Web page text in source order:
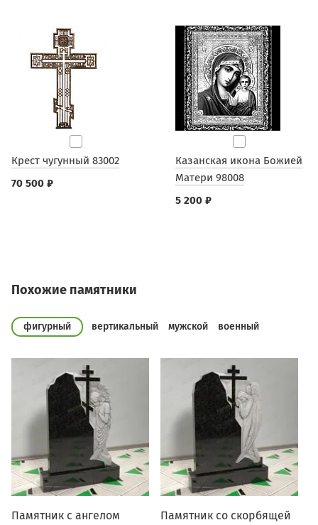
Крест чугунный 83002
70 500 ₽
Казанская икона Божией
Матери 98008
5 200 ₽
Похожие памятники
фигурный вертикальный мужской военный
Памятник с ангелом
Памятник со скорбящей